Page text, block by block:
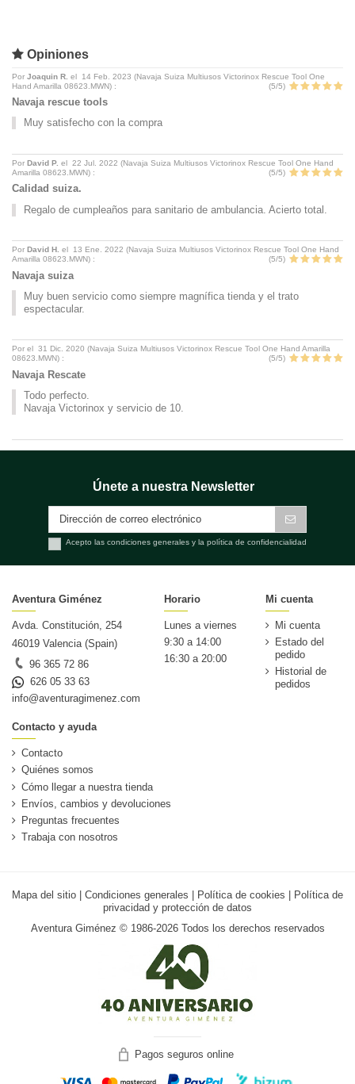
Opiniones
Por Joaquin R. el 14 Feb. 2023 (Navaja Suiza Multiusos Victorinox Rescue Tool One
Hand Amarilla 08623.MWN) : (5/5)
Navaja rescue tools
Muy satisfecho con la compra
Por David P. el 22 Jul. 2022 (Navaja Suiza Multiusos Victorinox Rescue Tool One Hand
Amarilla 08623.MWN) : (5/5)
Calidad suiza.
Regalo de cumpleaños para sanitario de ambulancia. Acierto total.
Por David H. el 13 Ene. 2022 (Navaja Suiza Multiusos Victorinox Rescue Tool One Hand
Amarilla 08623.MWN) : (5/5)
Navaja suiza
Muy buen servicio como siempre magnífica tienda y el trato
espectacular.
Por el 31 Dic. 2020 (Navaja Suiza Multiusos Victorinox Rescue Tool One Hand Amarilla
08623.MWN) : (5/5)
Navaja Rescate
Todo perfecto.
Navaja Victorinox y servicio de 10.
Únete a nuestra Newsletter
Acepto las condiciones generales y la política de confidencialidad
Aventura Giménez
Avda. Constitución, 254
46019 Valencia (Spain)
96 365 72 86
626 05 33 63
info@aventuragimenez.com
Horario
Lunes a viernes
9:30 a 14:00
16:30 a 20:00
Mi cuenta
Mi cuenta
Estado del
pedido
Historial de
pedidos
Contacto y ayuda
Contacto
Quiénes somos
Cómo llegar a nuestra tienda
Envíos, cambios y devoluciones
Preguntas frecuentes
Trabaja con nosotros
Mapa del sitio | Condiciones generales | Política de cookies | Política de
privacidad y protección de datos
Aventura Giménez © 1986-2026 Todos los derechos reservados
Pagos seguros online